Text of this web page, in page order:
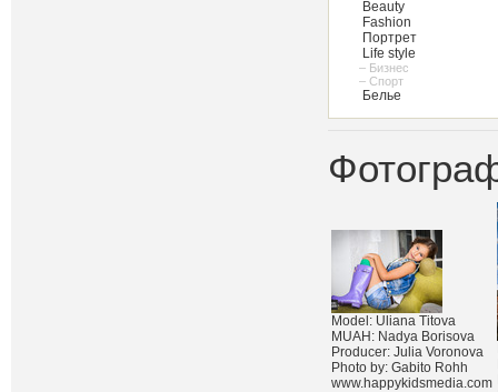
Beauty
Fashion
Портрет
Life style
– Бизнес
– Спорт
Белье
Model: Uliana Titova
MUAH: Nadya Borisova
Producer: Julia Voronova
Photo by: Gabito Rohh
www.happykidsmedia.com